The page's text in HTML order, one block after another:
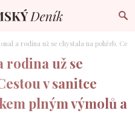
a rodina už se chystala na pohřeb.
rodina už se
v sanitce
plným výmolů a